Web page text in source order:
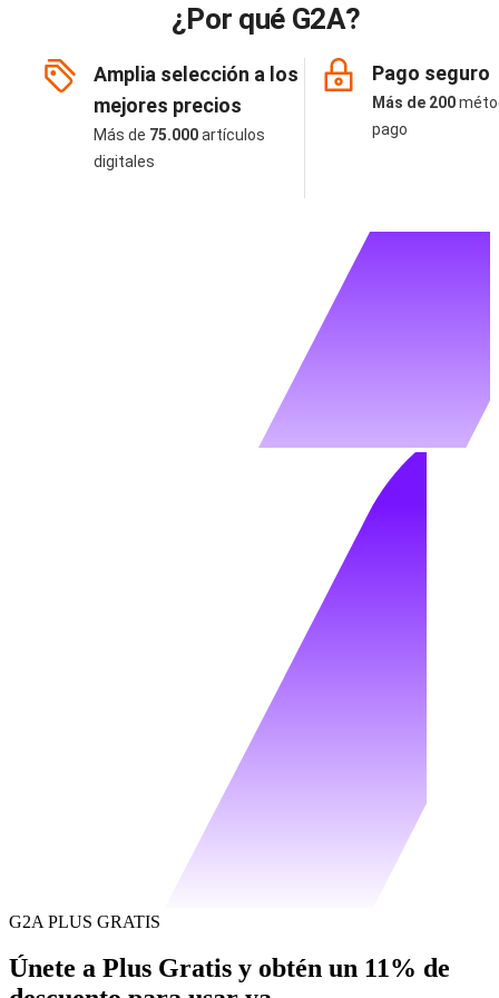
¿Por qué G2A?
Amplia selección a los
mejores precios
Más de 75.000artículos
digitales
Pago seguro
Más de 200
pago
G2A PLUS GRATIS
Únete a Plus Gratis y obtén un 11% de